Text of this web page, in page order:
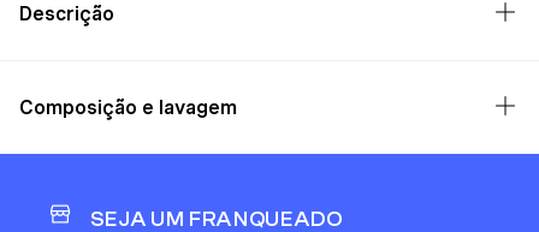
Descrição
Composição e lavagem
SEJA UM FRANQUEADO